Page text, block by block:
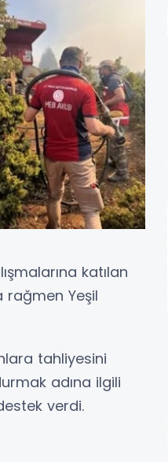
katılan
rağmen Yeşil
tahliyesini
adına ilgili
verdi.